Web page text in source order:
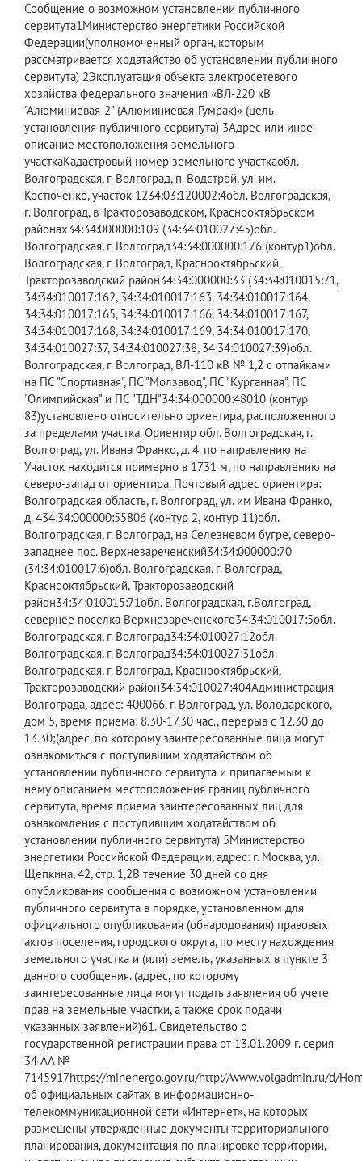
​Сообщение о возможном установлении публичного
сервитута1Министерство энергетики Российской
Федерации(уполномоченный орган, которым
рассматривается ходатайство об установлении публичного
сервитута) 2Эксплуатация объекта электросетевого
хозяйства федерального значения «ВЛ-220 кВ
"Алюминиевая-2" (Алюминиевая-Гумрак)» (цель
установления публичного сервитута) 3Адрес или иное
описание местоположения земельного
участкаКадастровый номер земельного участкаобл.
Волгоградская, г. Волгоград, п. Водстрой, ул. им.
Костюченко, участок 1234:03:120002:4обл. Волгоградская,
г. Волгоград, в Тракторозаводском, Краснооктябрьском
районах34:34:000000:109 (34:34:010027:45)обл.
Волгоградская, г. Волгоград34:34:000000:176 (контур1)обл.
Волгоградская, г. Волгоград, Краснооктябрьский,
Тракторозаводский район34:34:000000:33 (34:34:010015:71,
34:34:010017:162, 34:34:010017:163, 34:34:010017:164,
34:34:010017:165, 34:34:010017:166, 34:34:010017:167,
34:34:010017:168, 34:34:010017:169, 34:34:010017:170,
34:34:010027:37, 34:34:010027:38, 34:34:010027:39)обл.
Волгоградская, г. Волгоград, ВЛ-110 кВ № 1,2 с отпайками
на ПС "Спортивная", ПС "Молзавод", ПС "Курганная", ПС
"Олимпийская" и ПС "ТДН"34:34:000000:48010 (контур
83)установлено относительно ориентира, расположенного
за пределами участка. Ориентир обл. Волгоградская, г.
Волгоград, ул. Ивана Франко, д. 4. по направлению на
Участок находится примерно в 1731 м, по направлению на
северо-запад от ориентира. Почтовый адрес ориентира:
Волгоградская область, г. Волгоград, ул. им Ивана Франко,
д. 434:34:000000:55806 (контур 2, контур 11)обл.
Волгоградская, г. Волгоград, на Селезневом бугре, северо-
западнее пос. Верхнезареченский34:34:000000:70
(34:34:010017:6)обл. Волгоградская, г. Волгоград,
Краснооктябрьский, Тракторозаводский
район34:34:010015:71обл. Волгоградская, г.Волгоград,
севернее поселка Верхнезареченского34:34:010017:5обл.
Волгоградская, г. Волгоград34:34:010027:12обл.
Волгоградская, г. Волгоград34:34:010027:31обл.
Волгоградская, г. Волгоград, Краснооктябрьский,
Тракторозаводский район34:34:010027:404Администрация
Волгограда, адрес: 400066, г. Волгоград, ул. Володарского,
дом 5, время приема: 8.30-17.30 час., перерыв с 12.30 до
13.30;(адрес, по которому заинтересованные лица могут
ознакомиться с поступившим ходатайством об
установлении публичного сервитута и прилагаемым к
нему описанием местоположения границ публичного
сервитута, время приема заинтересованных лиц для
ознакомления с поступившим ходатайством об
установлении публичного сервитута) 5Министерство
энергетики Российской Федерации, адрес: г. Москва, ул.
Щепкина, 42, стр. 1,2В течение 30 дней со дня
опубликования сообщения о возможном установлении
публичного сервитута в порядке, установленном для
официального опубликования (обнародования) правовых
актов поселения, городского округа, по месту нахождения
земельного участка и (или) земель, указанных в пункте 3
данного сообщения. (адрес, по которому
заинтересованные лица могут подать заявления об учете
прав на земельные участки, а также срок подачи
указанных заявлений)61. Свидетельство о
государственной регистрации права от 13.01.2009 г. серия
34 АА №
7145917https://minenergo.gov.ru/http://www.volgadmin.ru/d/
об официальных сайтах в информационно-
телекоммуникационной сети «Интернет», на которых
размещены утвержденные документы территориального
планирования, документация по планировке территории,